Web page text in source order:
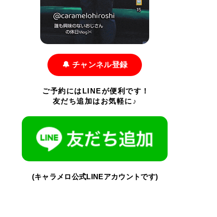
🔔 チャンネル登録
ご予約にはLINEが便利です！
友だち追加はお気軽に♪
(キャラメロ公式LINEアカウントです)